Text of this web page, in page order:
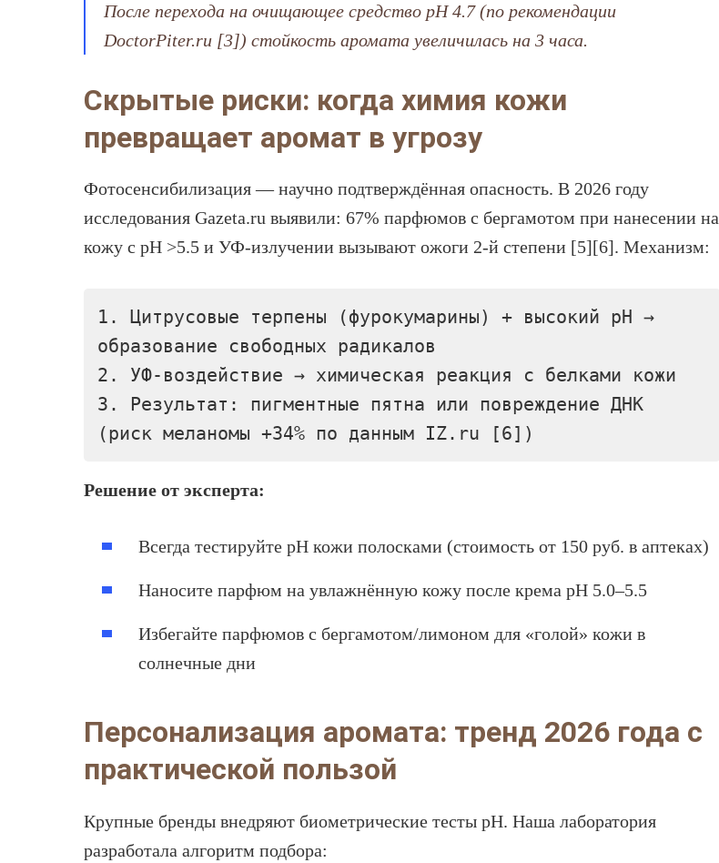
После перехода на очищающее средство pH 4.7 (по рекомендации
DoctorPiter.ru [3]) стойкость аромата увеличилась на 3 часа.
Скрытые риски: когда химия кожи
превращает аромат в угрозу
Фотосенсибилизация — научно подтверждённая опасность. В 2026 году
исследования Gazeta.ru выявили: 67% парфюмов с бергамотом при нанесении на
кожу с pH >5.5 и УФ-излучении вызывают ожоги 2-й степени [5][6]. Механизм:
1. Цитрусовые терпены (фурокумарины) + высокий pH →
образование свободных радикалов
2. УФ-воздействие → химическая реакция с белками кожи
3. Результат: пигментные пятна или повреждение ДНК
(риск меланомы +34% по данным IZ.ru [6])
Решение от эксперта:
Всегда тестируйте pH кожи полосками (стоимость от 150 руб. в аптеках)
Наносите парфюм на увлажнённую кожу после крема pH 5.0–5.5
Избегайте парфюмов с бергамотом/лимоном для «голой» кожи в
солнечные дни
Персонализация аромата: тренд 2026 года с
практической пользой
Крупные бренды внедряют биометрические тесты pH. Наша лаборатория
разработала алгоритм подбора: